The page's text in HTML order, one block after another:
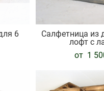
6
Салфетница из
лофт с
от 1